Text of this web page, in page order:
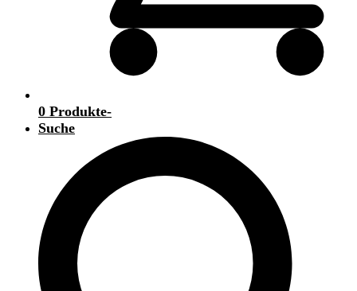
0 Produkte-
Suche